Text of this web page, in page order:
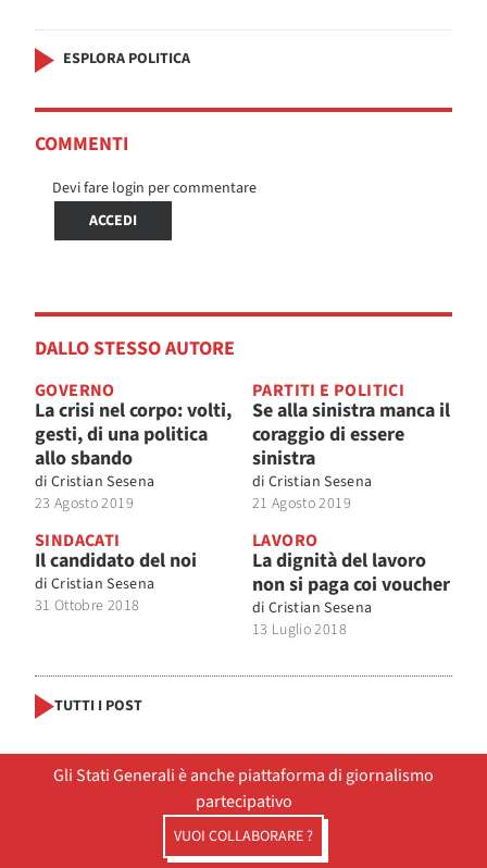
ESPLORA POLITICA
COMMENTI
Devi fare login per commentare
ACCEDI
DALLO STESSO AUTORE
GOVERNO
La crisi nel corpo: volti,
gesti, di una politica
allo sbando
di Cristian Sesena
23 Agosto 2019
PARTITI E POLITICI
Se alla sinistra manca il
coraggio di essere
sinistra
di Cristian Sesena
21 Agosto 2019
SINDACATI
Il candidato del noi
di Cristian Sesena
31 Ottobre 2018
LAVORO
La dignità del lavoro
non si paga coi voucher
di Cristian Sesena
13 Luglio 2018
TUTTI I POST
Gli Stati Generali è anche piattaforma di giornalismo
partecipativo
VUOI COLLABORARE ?